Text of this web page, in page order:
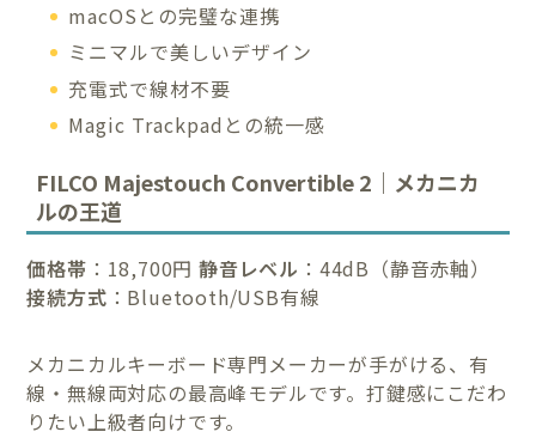
macOSとの完璧な連携
ミニマルで美しいデザイン
充電式で線材不要
Magic Trackpadとの統一感
FILCO Majestouch Convertible 2｜メカニカ
ルの王道
価格帯 ：18,700円静音レベル ：44dB（静音赤軸）
接続方式 ：Bluetooth/USB有線
メカニカルキーボード専門メーカーが手がける、有
線・無線両対応の最高峰モデルです。打鍵感にこだわ
りたい上級者向けです。